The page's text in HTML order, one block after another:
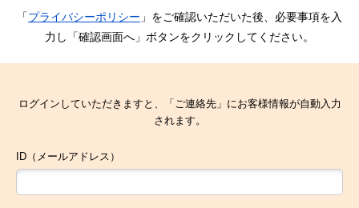
「プライバシーポリシー 」をご確認いただいた後、必要事項を入
力し「確認画面へ」ボタンをクリックしてください。
ログインしていただきますと、「ご連絡先」にお客様情報が自動入力
されます。
ID（メールアドレス）